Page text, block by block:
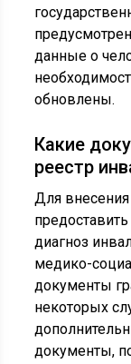
данные о
обновлены.
Какие
реестр
Для
диагноз
медико-
документы
некоторых
документы,